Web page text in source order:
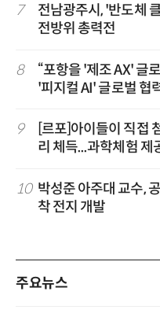
7
전남광주시, '반도체
전방위 총력전
8
“포항을 '제조 AX' 글
'피지컬 AI' 글로벌 협
9
[르포]아이들이 직접
리 체득...과학체험 제
10 박성준 아주대 교수,
착 전지 개발
주요뉴스